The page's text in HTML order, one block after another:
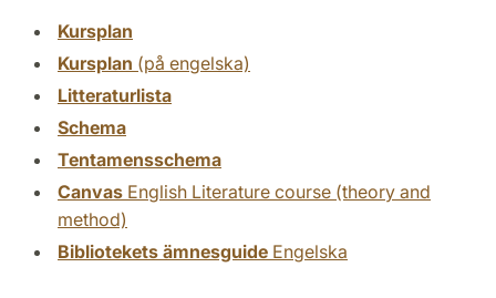
Kursplan
Kursplan (på engelska)
Litteraturlista
Schema
Tentamensschema
Canvas English Literature course (theory and
method)
Bibliotekets ämnesguide Engelska